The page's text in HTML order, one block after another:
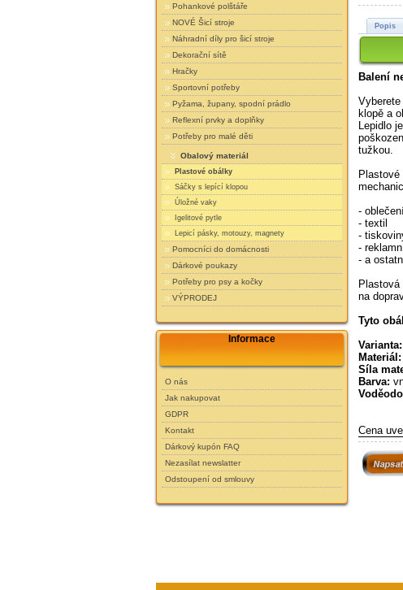
Pohankové polštáře
NOVÉ Šicí stroje
Náhradní díly pro šicí stroje
Dekorační sítě
Hračky
Sportovní potřeby
Pyžama, župany, spodní prádlo
Reflexní prvky a doplňky
Potřeby pro malé děti
Obalový materiál
Plastové obálky
Sáčky s lepící klopou
Úložné vaky
Igelitové pytle
Lepicí pásky, motouzy, magnety
Pomocníci do domácnosti
Dárkové poukazy
Potřeby pro psy a kočky
VÝPRODEJ
Informace
O nás
Jak nakupovat
GDPR
Kontakt
Dárkový kupón FAQ
Nezasílat newslatter
Odstoupení od smlouvy
Popis
Balení
klopě a
Lepidlo
tužkou.
Plastové
-
- textil
-
-
- a
na
Tyto
Materiál:
Síla
Barva:
Cena